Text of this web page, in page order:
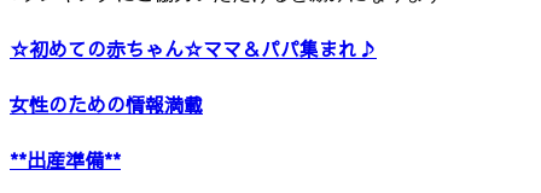
☆初めての赤ちゃん☆ママ＆パパ集まれ♪
女性のための情報満載
**出産準備**